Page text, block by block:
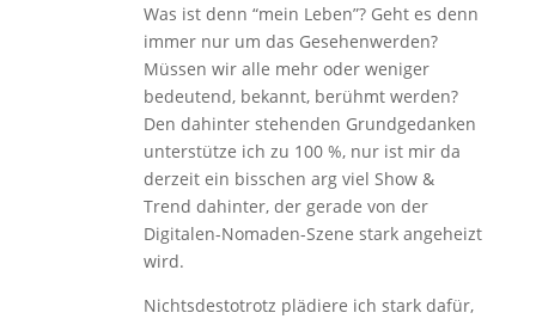
Was ist denn “mein Leben”? Geht es denn
immer nur um das Gesehenwerden?
Müssen wir alle mehr oder weniger
bedeutend, bekannt, berühmt werden?
Den dahinter stehenden Grundgedanken
unterstütze ich zu 100 %, nur ist mir da
derzeit ein bisschen arg viel Show &
Trend dahinter, der gerade von der
Digitalen-Nomaden-Szene stark angeheizt
wird.
Nichtsdestotrotz plädiere ich stark dafür,